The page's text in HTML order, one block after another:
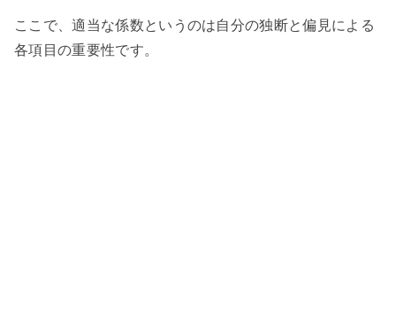
ここで、適当な係数というのは自分の独断と偏見による
各項目の重要性です。